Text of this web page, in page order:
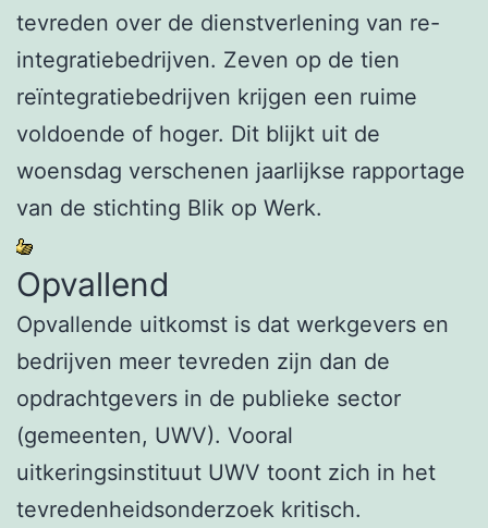
tevreden over de dienstverlening van re-
integratiebedrijven. Zeven op de tien
reïntegratiebedrijven krijgen een ruime
voldoende of hoger. Dit blijkt uit de
woensdag verschenen jaarlijkse rapportage
van de stichting Blik op Werk.
Opvallend
Opvallende uitkomst is dat werkgevers en
bedrijven meer tevreden zijn dan de
opdrachtgevers in de publieke sector
(gemeenten, UWV). Vooral
uitkeringsinstituut UWV toont zich in het
tevredenheidsonderzoek kritisch.